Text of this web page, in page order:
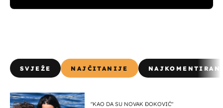
SVJEŽE NAJČITANIJE
"KAO DA SU NOVAK ĐOKOVIĆ"